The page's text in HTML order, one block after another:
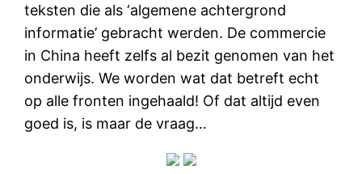
teksten die als ‘algemene achtergrond
informatie’ gebracht werden. De commercie
in China heeft zelfs al bezit genomen van het
onderwijs. We worden wat dat betreft echt
op alle fronten ingehaald! Of dat altijd even
goed is, is maar de vraag…